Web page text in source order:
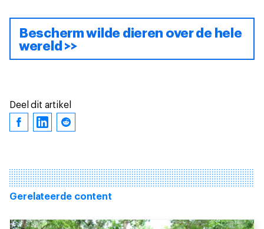
Bescherm wilde dieren over de hele
wereld >>
Deel dit artikel
Gerelateerde content